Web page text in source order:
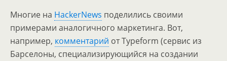
Многие на HackerNews поделились своими
примерами аналогичного маркетинга. Вот,
например, комментарий от Typeform (сервис из
Барселоны, специализирующийся на создании